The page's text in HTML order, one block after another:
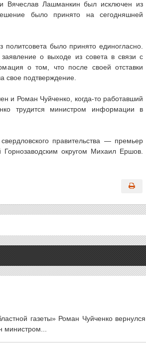
Вячеслав Лашманкин был исключен из
было принято на сегодняшней
было принято единогласно.
о выходе из совета в связи с
о том, что после своей отставки
свое подтверждение.
и Роман Чуйченко, когда-то работавший
трудится министром информации в
правительства — премьер
округом Михаил Ершов.
газеты» Роман Чуйченко вернулся
министром...